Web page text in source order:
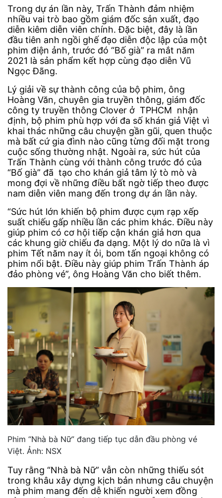
Trong dự án lần này, Trấn Thành đảm nhiệm
nhiều vai trò bao gồm giám đốc sản xuất, đạo
diễn kiêm diễn viên chính. Đặc biệt, đây là lần
đầu tiên anh ngồi ghế đạo diễn độc lập của một
phim điện ảnh, trước đó “Bố già” ra mắt năm
2021 là sản phẩm kết hợp cùng đạo diễn Vũ
Ngọc Đãng.
Lý giải về sự thành công của bộ phim, ông
Hoàng Văn, chuyên gia truyền thông, giám đốc
công ty truyền thông Clover ở TPHCM nhận
định, bộ phim phù hợp với đa số khán giả Việt vì
khai thác những câu chuyện gần gũi, quen thuộc
mà bất cứ gia đình nào cũng từng đối mặt trong
cuộc sống thường nhật. Ngoài ra, sức hút của
Trấn Thành cùng với thành công trước đó của
“Bố già” đã tạo cho khán giả tâm lý tò mò và
mong đợi về những điều bất ngờ tiếp theo được
nam diễn viên mang đến trong dự án lần này.
“Sức hút lớn khiến bộ phim được cụm rạp xếp
suất chiếu gấp nhiều lần các phim khác. Điều này
giúp phim có cơ hội tiếp cận khán giả hơn qua
các khung giờ chiếu đa dạng. Một lý do nữa là vì
phim Tết năm nay ít ỏi, bom tấn ngoại không có
phim nổi bật. Điều này giúp phim Trấn Thành áp
đảo phòng vé”, ông Hoàng Văn cho biết thêm.
Phim “Nhà bà Nữ” đang tiếp tục dẫn đầu phòng vé
Việt. Ảnh: NSX
Tuy rằng “Nhà bà Nữ” vẫn còn những thiếu sót
trong khâu xây dựng kịch bản nhưng câu chuyện
mà phim mang đến dễ khiến người xem đồng